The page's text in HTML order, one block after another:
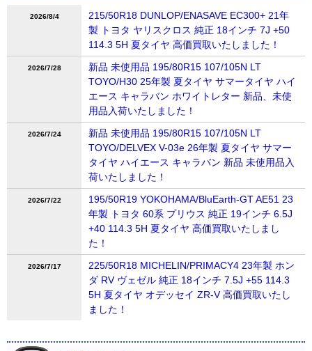
2026/8/4
215/50R18 DUNLOP/ENASAVE EC300+ 21年
製 トヨタ ヤリスクロス 純正 18インチ 7J +50
114.3 5H 夏タイヤ 高価買取いたしました！
2026/7/28
新品 未使用品 195/80R15 107/105N LT
TOYO/H30 25年製 夏タイヤ サマータイヤ ハイ
エース キャラバン ホワイトレター 新品、未使
用品入荷いたしました！
2026/7/24
新品 未使用品 195/80R15 107/105N LT
TOYO/DELVEX V-03e 26年製 夏タイヤ サマー
タイヤ ハイエース キャラバン 新品 未使用品入
荷いたしました！
2026/7/22
195/50R19 YOKOHAMA/BluEarth-GT AE51 23
年製 トヨタ 60系 プリウス 純正 19インチ 6.5J
+40 114.3 5H 夏タイヤ 高価買取いたしまし
た！
2026/7/17
225/50R18 MICHELIN/PRIMACY4 23年製 ホン
ダ RV ヴェゼル 純正 18インチ 7.5J +55 114.3
5H 夏タイヤ オデッセイ ZR-V 高価買取いたし
ました！